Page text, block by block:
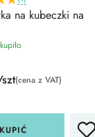
na kubeczki na
(cena z VAT)
KUPIĆ